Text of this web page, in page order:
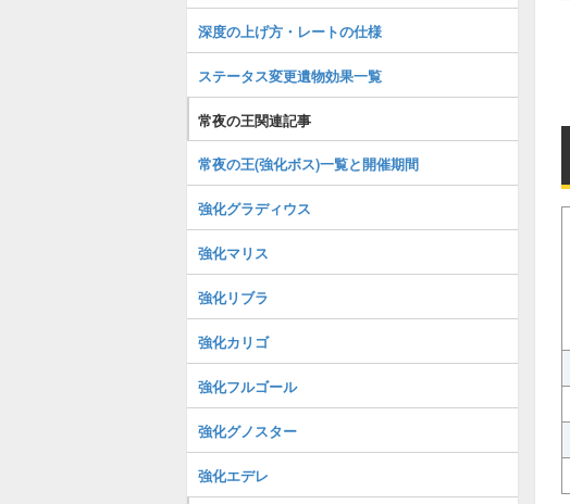
深度の上げ方・レートの仕様
ステータス変更遺物効果一覧
常夜の王関連記事
常夜の王(強化ボス)一覧と開催期間
強化グラディウス
強化マリス
強化リブラ
強化カリゴ
強化フルゴール
強化グノスター
強化エデレ